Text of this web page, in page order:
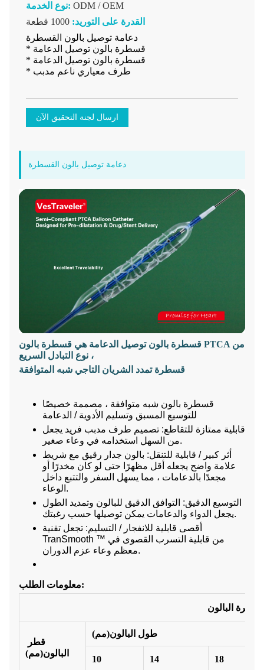
نوع الخدمة: ODM / OEM
القدرة على التوريد: 1000 قطعة
دعامة توصيل بالون القسطرة
* قسطرة بالون توصيل الدعامة
* قسطرة بالون توصيل الدعامة
* طرف معياري ناعم مدبب
ارسال لجنة التحقيق الآن
دعامة توصيل بالون القسطرة
قسطرة بالون توصيل الدعامة هي قسطرة بالون PTCA من
نوع التبادل السريع ،
قسطرة تمدد الشريان التاجي شبه المتوافقة
قسطرة بالون شبه متوافقة ، مصممة خصيصًا
للتوسيع المسبق وتسليم الأدوية / الدعامة
قابلية ممتازة للتقاطع: تصميم طرف مدبب فريد يجعل
من السهل استخدامه في وعاء صغير.
أثر كبير / قابلية للتنقل: بالون جدار رقيق مع شريط
علامة واضح يجعله أقل مظهرًا حتى لو كان مخدرًا أو
مجعدًا بالدعامات ، مما يسهل السفر والتتبع داخل
الوعاء.
التوسيع الدقيق: التوافق الدقيق للبالون وتمديد الطول
يجعل الدواء والدعامات يمكن توصيلها حسب رغبتك.
أقصى قابلية للانفجار / التسليم: تجعل تقنية
TranSmooth ™ من قابلية التسرب القصوى في
معظم وعاء عزم الدوران.
معلومات الطلب:
البالون(مم)
طول البالون(مم)
10 14 18